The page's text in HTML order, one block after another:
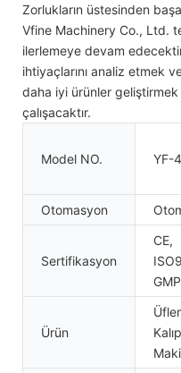
Zorlukların üstesinden
Vfine Machinery Co., Ltd.
ilerlemeye devam
ihtiyaçlarını analiz etmek
daha iyi ürünler
çalışacaktır.
Model NO. YF-
Otomasyon
Sertifikasyon
CE,
GMP
Ürün